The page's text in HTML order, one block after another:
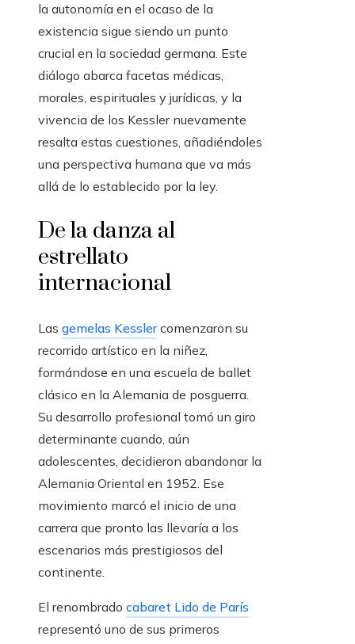
la autonomía en el ocaso de la
existencia sigue siendo un punto
crucial en la sociedad germana. Este
diálogo abarca facetas médicas,
morales, espirituales y jurídicas, y la
vivencia de los Kessler nuevamente
resalta estas cuestiones, añadiéndoles
una perspectiva humana que va más
allá de lo establecido por la ley.
De la danza al
estrellato
internacional
Las gemelas Kesslercomenzaron su
recorrido artístico en la niñez,
formándose en una escuela de ballet
clásico en la Alemania de posguerra.
Su desarrollo profesional tomó un giro
determinante cuando, aún
adolescentes, decidieron abandonar la
Alemania Oriental en 1952. Ese
movimiento marcó el inicio de una
carrera que pronto las llevaría a los
escenarios más prestigiosos del
continente.
El renombrado cabaret Lido de París
representó uno de sus primeros